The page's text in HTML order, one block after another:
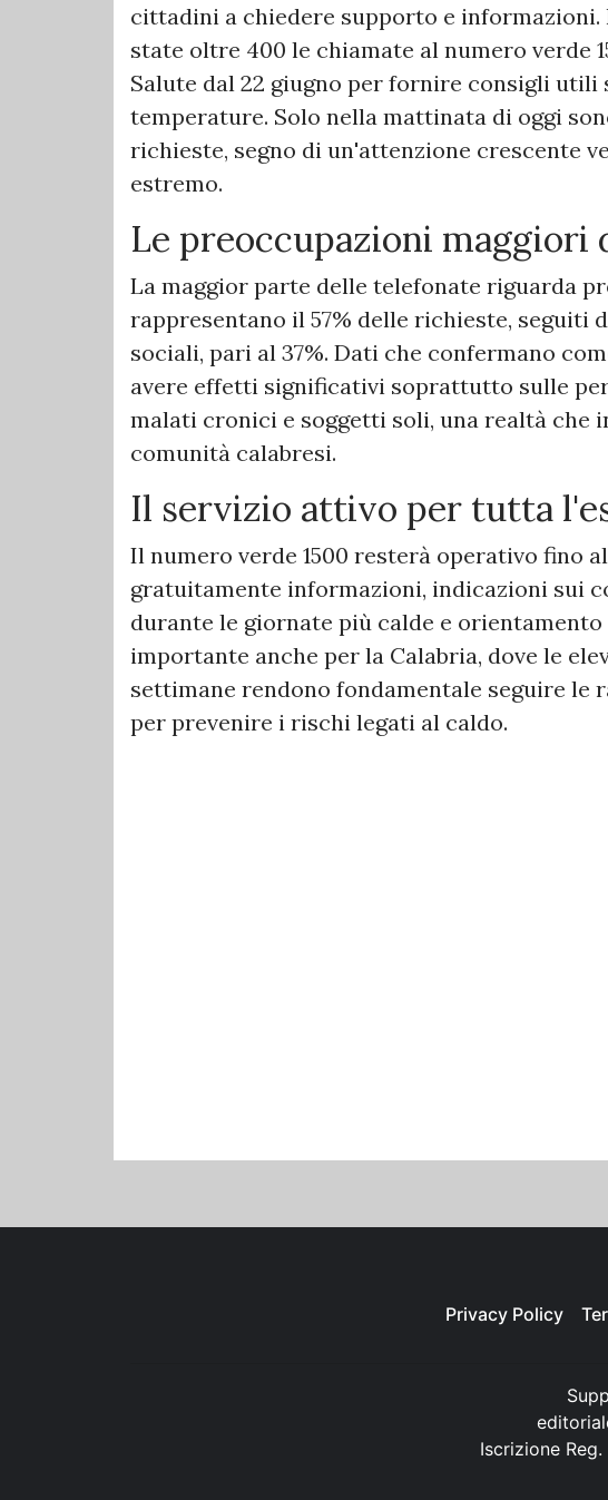
cittadini a chiedere supporto e informazioni.
state oltre 400 le chiamate al numero verde
Salute dal 22 giugno per fornire consigli utili
temperature. Solo nella mattinata di oggi
richieste, segno di un'attenzione crescente
estremo.
Le preoccupazioni
La maggior parte delle telefonate riguarda
rappresentano il 57% delle richieste, seguiti
sociali, pari al 37%. Dati che confermano
avere effetti significativi soprattutto sulle
malati cronici e soggetti soli, una realtà che
comunità calabresi.
Il servizio attivo per tutta
Il numero verde 1500 resterà operativo fino
gratuitamente informazioni, indicazioni sui
durante le giornate più calde e
importante anche per la Calabria, dove le
settimane rendono fondamentale seguire le
per prevenire i rischi legati al caldo.
Privacy Policy
Iscrizione